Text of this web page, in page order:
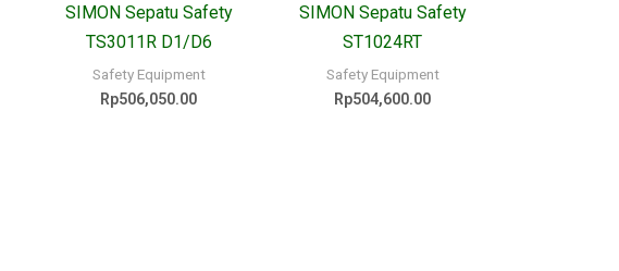
SIMON Sepatu Safety
TS3011R D1/D6
Safety Equipment
Rp506,050.00
SIMON Sepatu Safety
ST1024RT
Safety Equipment
Rp504,600.00